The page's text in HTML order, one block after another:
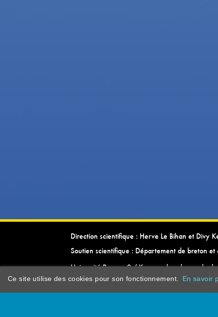
Direction scientifique : Herve Le Bihan et Divy
Soutien scientifique : Département de breton et
Université Rennes 2 / Kevrenn brezhoneg ha
Ce site utilise des cookies pour son fonctionnement. En savoir